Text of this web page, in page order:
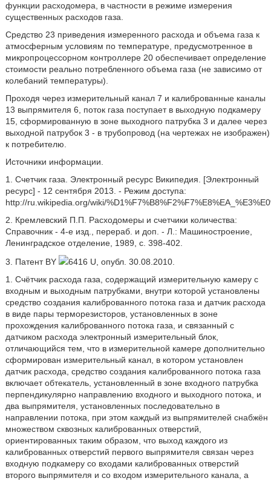
функции расходомера, в частности в режиме измерения
существенных расходов газа.
Средство 23 приведения измеренного расхода и объема газа к
атмосферным условиям по температуре, предусмотренное в
микропроцессорном контроллере 20 обеспечивает определение
стоимости реально потребленного объема газа (не зависимо от
колебаний температуры).
Проходя через измерительный канал 7 и калиброванные каналы
13 выпрямителя 6, поток газа поступает в выходную подкамеру
15, сформированную в зоне выходного патрубка 3 и далее через
выходной патрубок 3 - в трубопровод (на чертежах не изображен)
к потребителю.
Источники информации.
1. Счетчик газа. Электронный ресурс Википедия. [Электронный
ресурс] - 12 сентября 2013. - Режим доступа:
http://ru.wikipedia.org/wiki/
2. Кремлевский П.П. Расходомеры и счетчики количества:
Справочник - 4-е изд., перераб. и доп. - Л.: Машиностроение,
Ленинградское отделение, 1989, с. 398-402.
3. Патент BY
6416 U, опубл. 30.08.2010.
1. Счётчик расхода газа, содержащий измерительную камеру с
входным и выходным патрубками, внутри которой установлены
средство создания калиброванного потока газа и датчик расхода
в виде пары терморезисторов, установленных в зоне
прохождения калиброванного потока газа, и связанный с
датчиком расхода электронный измерительный блок,
отличающийся тем, что в измерительной камере дополнительно
сформирован измерительный канал, в котором установлен
датчик расхода, средство создания калиброванного потока газа
включает обтекатель, установленный в зоне входного патрубка
перпендикулярно направлению входного и выходного потока, и
два выпрямителя, установленных последовательно в
направлении потока, при этом каждый из выпрямителей снабжён
множеством сквозных калиброванных отверстий,
ориентированных таким образом, что выход каждого из
калиброванных отверстий первого выпрямителя связан через
входную подкамеру со входами калиброванных отверстий
второго выпрямителя и со входом измерительного канала, а